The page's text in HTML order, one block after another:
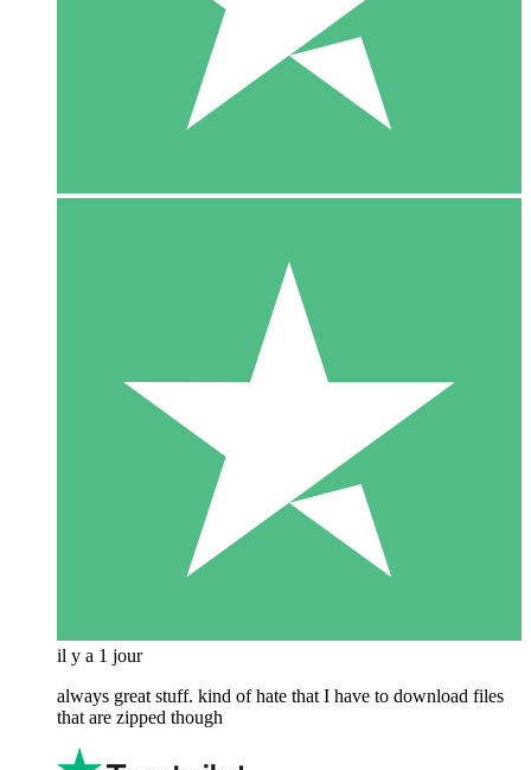
il y a 1 jour
always great stuff. kind of hate that I have to download files
that are zipped though